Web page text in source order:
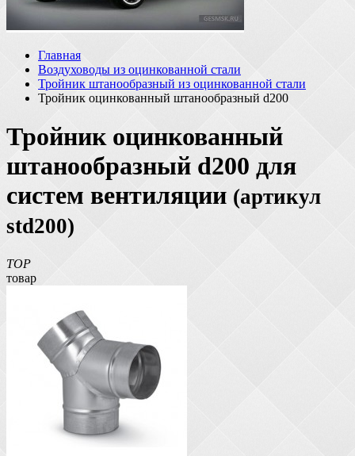
Главная
Воздуховоды из оцинкованной стали
Тройник штанообразный из оцинкованной стали
Тройник оцинкованный штанообразный d200
Тройник оцинкованный
штанообразный d200 для
систем вентиляции (артикул
std200)
TOP
товар